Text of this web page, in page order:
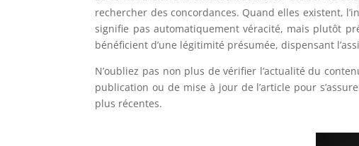
rechercher des concordances. Quand elles existent,
signifie pas automatiquement véracité, mais plutôt
bénéficient d’une légitimité présumée, dispensant
N’oubliez pas non plus de vérifier l’actualité du
publication ou de mise à jour de l’article pour
plus récentes.